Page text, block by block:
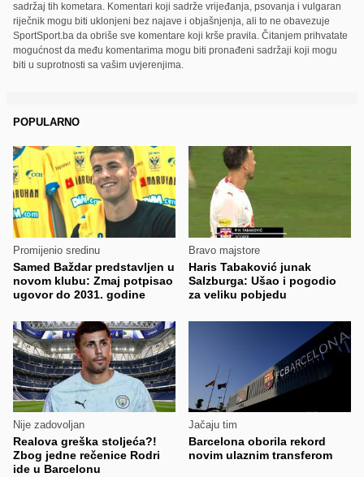
sadržaj tih kometara. Komentari koji sadrže vrijeđanja, psovanja i vulgaran
riječnik mogu biti uklonjeni bez najave i objašnjenja, ali to ne obavezuje
SportSport.ba da obriše sve komentare koji krše pravila. Čitanjem prihvatate
mogućnost da među komentarima mogu biti pronađeni sadržaji koji mogu
biti u suprotnosti sa vašim uvjerenjima.
POPULARNO
Promijenio sredinu
Samed Baždar predstavljen u
novom klubu: Zmaj potpisao
ugovor do 2031. godine
Bravo majstore
Haris Tabaković junak
Salzburga: Ušao i pogodio
za veliku pobjedu
Nije zadovoljan
Realova greška stoljeća?!
Zbog jedne rečenice Rodri
ide u Barcelonu
Jačaju tim
Barcelona oborila rekord
novim ulaznim transferom